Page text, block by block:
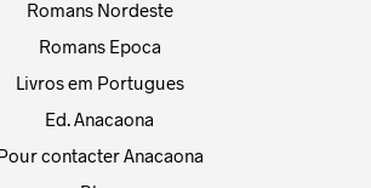
Romans Nordeste
Romans Epoca
Livros em Portugues
Ed. Anacaona
contacter Anacaona